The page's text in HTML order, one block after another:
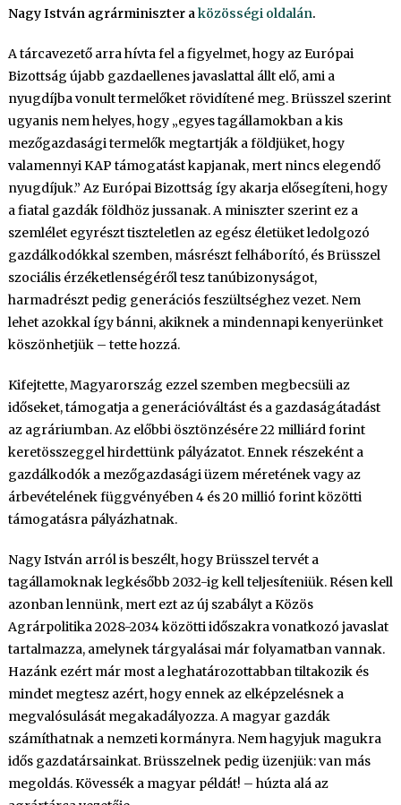
Nagy István agrárminiszter aközösségi oldalán.
A tárcavezető arra hívta fel a figyelmet, hogy az Európai
Bizottság újabb gazdaellenes javaslattal állt elő, ami a
nyugdíjba vonult termelőket rövidítené meg. Brüsszel szerint
ugyanis nem helyes, hogy „egyes tagállamokban a kis
mezőgazdasági termelők megtartják a földjüket, hogy
valamennyi KAP támogatást kapjanak, mert nincs elegendő
nyugdíjuk.” Az Európai Bizottság így akarja elősegíteni, hogy
a fiatal gazdák földhöz jussanak. A miniszter szerint ez a
szemlélet egyrészt tiszteletlen az egész életüket ledolgozó
gazdálkodókkal szemben, másrészt felháborító, és Brüsszel
szociális érzéketlenségéről tesz tanúbizonyságot,
harmadrészt pedig generációs feszültséghez vezet. Nem
lehet azokkal így bánni, akiknek a mindennapi kenyerünket
köszönhetjük – tette hozzá.
Kifejtette, Magyarország ezzel szemben megbecsüli az
időseket, támogatja a generációváltást és a gazdaságátadást
az agráriumban. Az előbbi ösztönzésére 22 milliárd forint
keretösszeggel hirdettünk pályázatot. Ennek részeként a
gazdálkodók a mezőgazdasági üzem méretének vagy az
árbevételének függvényében 4 és 20 millió forint közötti
támogatásra pályázhatnak.
Nagy István arról is beszélt, hogy Brüsszel tervét a
tagállamoknak legkésőbb 2032-ig kell teljesíteniük. Résen kell
azonban lennünk, mert ezt az új szabályt a Közös
Agrárpolitika 2028-2034 közötti időszakra vonatkozó javaslat
tartalmazza, amelynek tárgyalásai már folyamatban vannak.
Hazánk ezért már most a leghatározottabban tiltakozik és
mindet megtesz azért, hogy ennek az elképzelésnek a
megvalósulását megakadályozza. A magyar gazdák
számíthatnak a nemzeti kormányra. Nem hagyjuk magukra
idős gazdatársainkat. Brüsszelnek pedig üzenjük: van más
megoldás. Kövessék a magyar példát! – húzta alá az